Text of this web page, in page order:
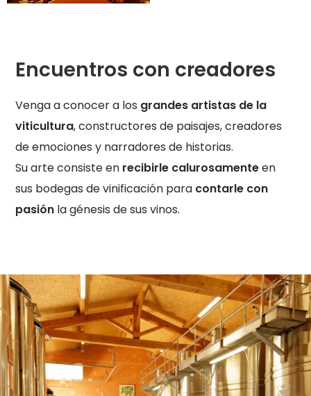
Encuentros con creadores
Venga a conocer a los grandes artistas de la
viticultura, constructores de paisajes, creadores
de emociones y narradores de historias.
Su arte consiste en recibirle calurosamenteen
sus bodegas de vinificación para contarle con
pasión la génesis de sus vinos.